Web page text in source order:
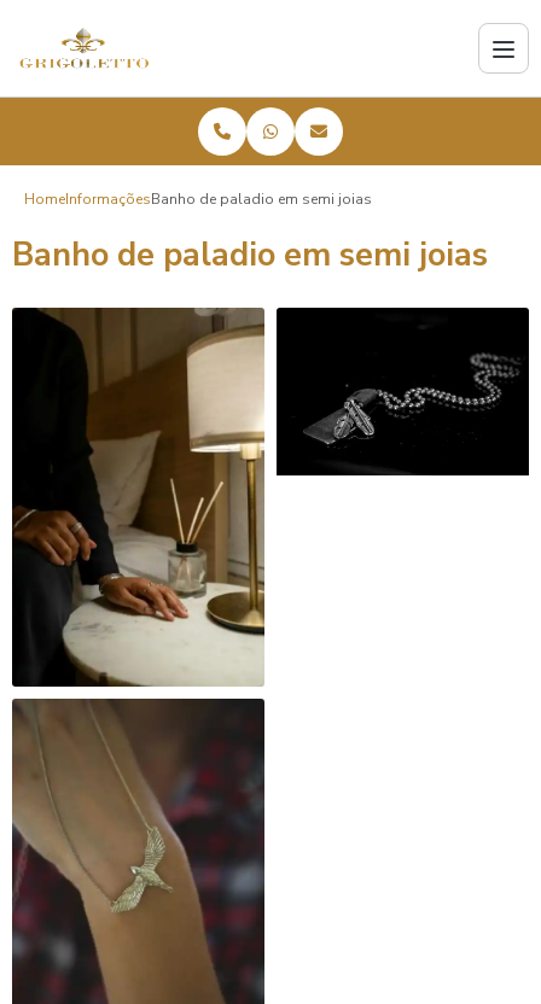
HomeInformaçõesBanho de paladio em semi joias
Banho de paladio em semi joias